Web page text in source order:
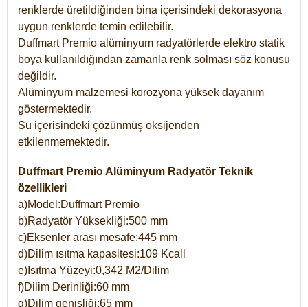
renklerde üretildiğinden bina içerisindeki dekorasyona
uygun renklerde temin edilebilir.
Duffmart Premio alüminyum radyatörlerde elektro statik
boya kullanıldığından zamanla renk solması söz konusu
değildir.
Alüminyum malzemesi korozyona yüksek dayanım
göstermektedir.
Su içerisindeki çözünmüş oksijenden
etkilenmemektedir.
Duffmart Premio Alüminyum Radyatör Teknik
özellikleri
a)Model:Duffmart Premio
b)Radyatör Yüksekliği:500 mm
c)Eksenler arası mesafe:445 mm
d)Dilim ısıtma kapasitesi:109 Kcall
e)Isıtma Yüzeyi:0,342 M2/Dilim
f)Dilim Derinliği:60 mm
g)Dilim genişliği:65 mm